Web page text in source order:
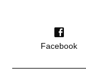
Facebook